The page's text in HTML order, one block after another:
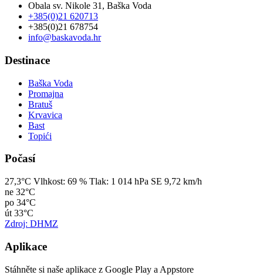
Obala sv. Nikole 31, Baška Voda
+385(0)21 620713
+385(0)21 678754
info@baskavoda.hr
Destinace
Baška Voda
Promajna
Bratuš
Krvavica
Bast
Topići
Počasí
27,3°C Vlhkost: 69 % Tlak: 1 014 hPa SE 9,72 km/h
ne 32°C
po 34°C
út 33°C
Zdroj: DHMZ
Aplikace
Stáhněte si naše aplikace z Google Play a Appstore